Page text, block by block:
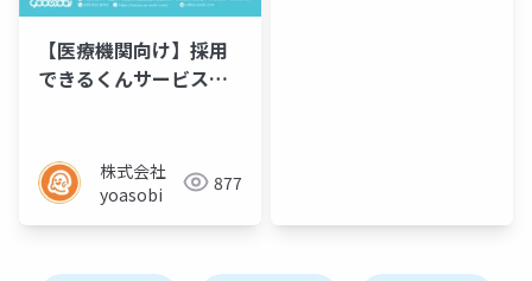
【医療機関向け】採用
できるくんサービス資
株式会社
yoasobi
877